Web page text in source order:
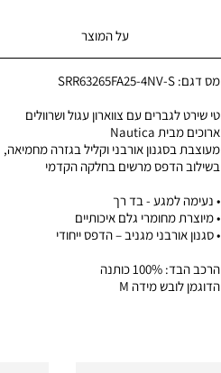
על המוצר
מס דגם: SRR63265FA25-4NV-S
טי שירט לגברים עם צווארון עגול ושרוולים
ארוכים מבית Nautica
מעוצבת בסגנון אורבני וקליל בגזרה מחמיאה,
בשילוב הדפס מרשים בחלקה הקדמי
• נעימה למגע - בד רך
• מיוצרת מחומרי גלם איכותיים
• סגנון אורבני מגניב – הדפס ייחודי
הרכב הבד: 100% כותנה
הדוגמן לובש מידה M